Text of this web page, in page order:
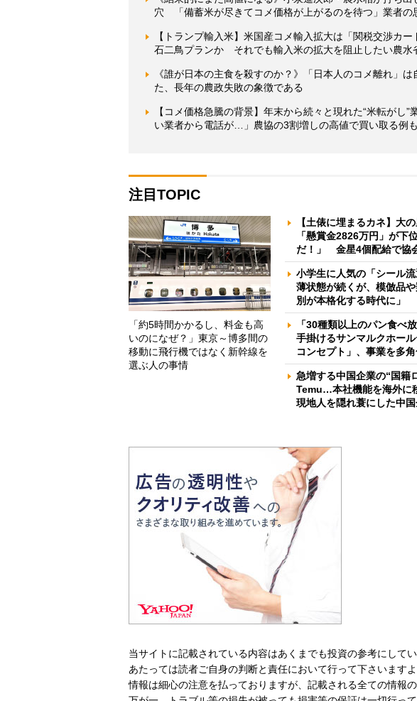
穴 「備蓄米が尽きてコメ価格が上がるのを待つ」業者の
【トランプ輸入米】米国産コメ輸入拡大は「関税交渉カ
石二鳥プランか それでも輸入米の拡大を阻止したい農水
《誰が日本の主食を殺すのか？》「日本人のコメ離れ」
た、長年の農政失敗の象徴である
【コメ価格急騰の背景】年末から続々と現れた“米転が
い業者から電話が…」農協の3割増しの高値で買い取る例も
注目TOPIC
「約5時間かかるし、料金も高
いのになぜ？」東京～博多間の
移動に飛行機ではなく新幹線を
選ぶ人の事情
【土俵に埋まるカネ】大
「懸賞金2826万円」が下
だ！」 金星4個配給で協
小学生に人気の「シール
薄状態が続くが、模倣品
別が本格化する時代に」
「30種類以上のパン食べ
手掛けるサンマルクホー
コンセプト」、事業を多
急増する中国企業の“国籍
Temu…本社機能を海外に
現地人を隠れ蓑にした中
当サイトに記載されている内容はあくまでも投資の参考にして
あたっては読者ご自身の判断と責任において行って下さいます
情報は細心の注意を払っておりますが、記載される全ての情報